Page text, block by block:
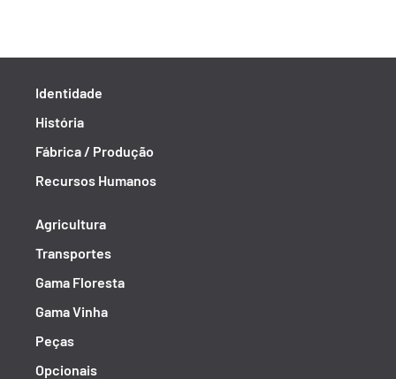
Identidade
História
Fábrica / Produção
Recursos Humanos
Agricultura
Transportes
Gama Floresta
Gama Vinha
Peças
Opcionais